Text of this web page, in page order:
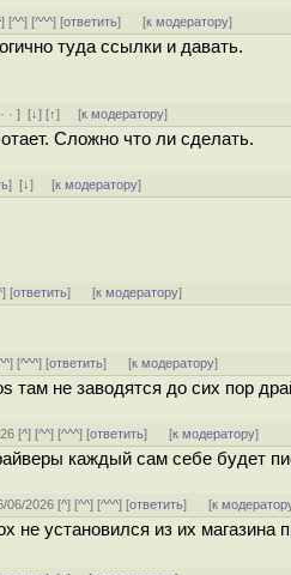
] [^^] [^^^] [ответить] [к модератору]
туда ссылки и давать.
·][↓] [↑] [к модератору]
Сложно что ли сделать.
][↓] [к модератору]
] [ответить] [к модератору]
] [^^^] [ответить] [к модератору]
там не заводятся до сих пор
[^] [^^] [^^^] [ответить] [к модератору]
каждый сам себе будет
06/2026 [^] [^^] [^^^] [ответить] [к
не установился из их магазина